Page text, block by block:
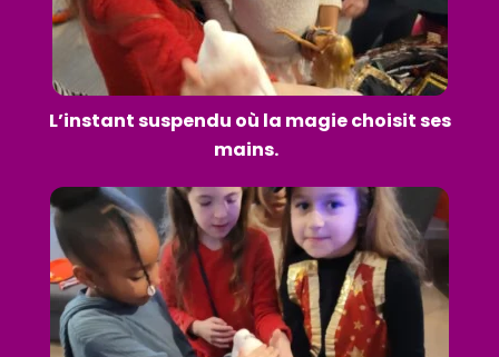
L’instant suspendu où la magie choisit ses
mains.